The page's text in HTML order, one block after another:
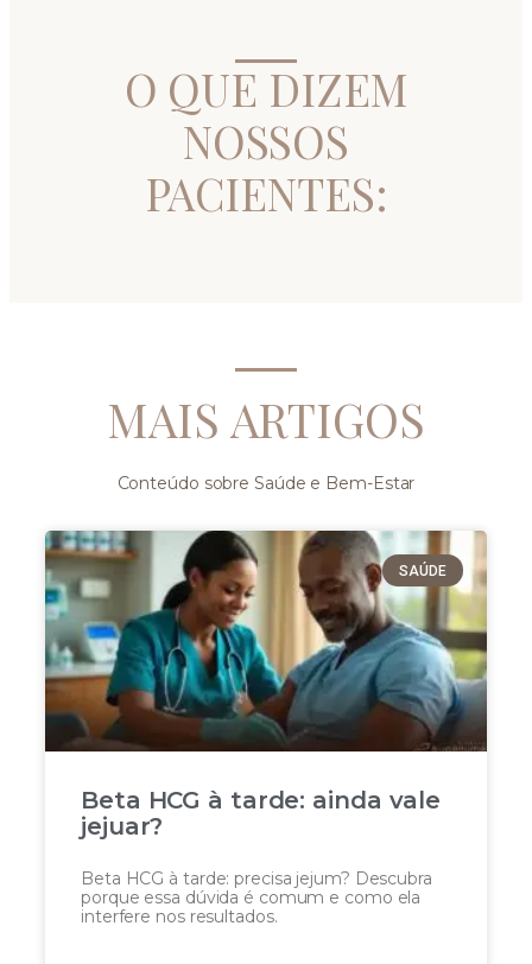
O QUE DIZEM
NOSSOS
PACIENTES:
MAIS ARTIGOS
Conteúdo sobre Saúde e Bem-Estar
SAÚDE
Beta HCG à tarde: ainda vale
jejuar?
Beta HCG à tarde: precisa jejum? Descubra
porque essa dúvida é comum e como ela
interfere nos resultados.